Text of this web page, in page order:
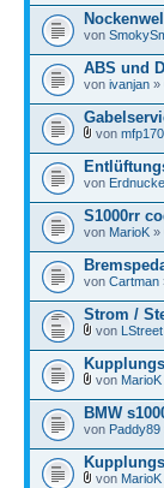
von
ABS und
von ivanjan »
von
von
S1000rr
von MarioK »
von Cartman
Strom /
von LStreet
von MarioK
BMW
von Paddy89
von MarioK